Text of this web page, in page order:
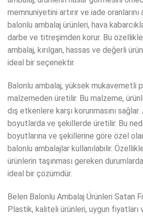
memnuniyetini artırır ve iade oranlarını
balonlu ambalaj ürünleri, hava
darbe ve titreşimden korur. Bu
ambalaj, kırılgan, hassas ve değerli
ideal bir seçenektir.
Balonlu ambalaj, yüksek mukavemetli
malzemeden üretilir. Bu malzeme,
dış etkenlere karşı korunmasını sağlar.
boyutlarda ve şekillerde üretilir. Bu
boyutlarına ve şekillerine göre özel
balonlu ambalajlar kullanılabilir.
ürünlerin taşınması gereken
ideal bir çözümdür.
Belen Balonlu Ambalaj Ürünleri Satan
Plastik, kaliteli ürünleri, uygun fiyatları